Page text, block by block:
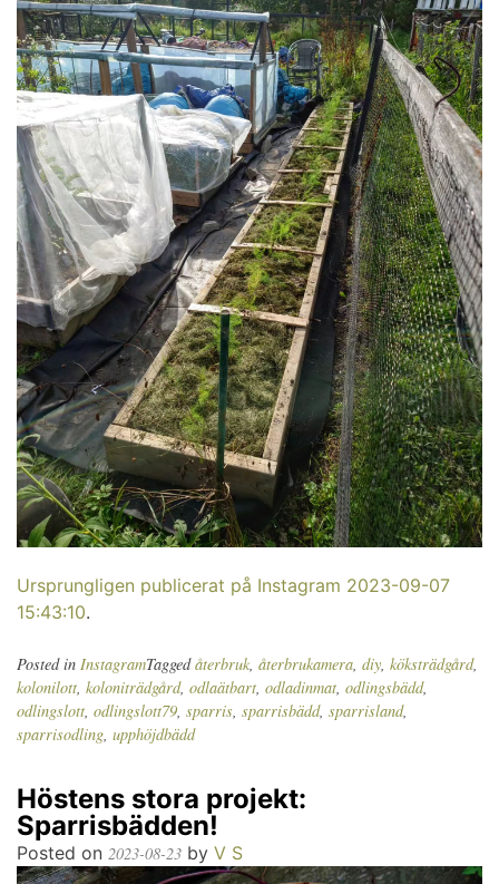
Ursprungligen publicerat på Instagram 2023-09-07
15:43:10.
Posted in InstagramTaggedåterbruk, återbrukamera, diy, köksträdgård,
kolonilott, koloniträdgård, odlaätbart, odladinmat, odlingsbädd,
odlingslott, odlingslott79, sparris, sparrisbädd, sparrisland,
sparrisodling, upphöjdbädd
Höstens stora projekt:
Sparrisbädden!
Posted on 2023-08-23 by V S